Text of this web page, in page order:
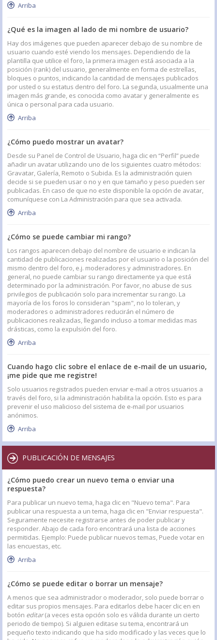
Arriba
¿Qué es la imagen al lado de mi nombre de usuario?
Hay dos imágenes que pueden aparecer debajo de su nombre de
usuario cuando esté viendo los mensajes. Dependiendo de la
plantilla que utilice el foro, la primera imagen está asociada a la
posición (rank) del usuario, generalmente en forma de estrellas,
bloques o puntos, indicando la cantidad de mensajes publicados
por usted o su estatus dentro del foro. La segunda, usualmente una
imagen más grande, es conocida como avatar y generalmente es
única o personal para cada usuario.
Arriba
¿Cómo puedo mostrar un avatar?
Desde su Panel de Control de Usuario, haga clic en “Perfil” puede
añadir un avatar utilizando uno de los siguientes cuatro métodos:
Gravatar, Galería, Remoto o Subida. Es la administración quien
decide si se pueden usar o no y en que tamaño y peso pueden ser
publicadas. En caso de que no este disponible la opción de avatar,
comuníquese con La Administración para que sea activada.
Arriba
¿Cómo se puede cambiar mi rango?
Los rangos aparecen debajo del nombre de usuario e indican la
cantidad de publicaciones realizadas por el usuario o la posición del
mismo dentro del foro, e.j. moderadores y administradores. En
general, no puede cambiar su rango directamente ya que está
determinado por la administración. Por favor, no abuse de sus
privilegios de publicación solo para incrementar su rango. La
mayoría de los foros lo consideran "spam", no lo toleran, y
moderadores o administradores reducirán el número de
publicaciones realizadas, llegando incluso a tomar medidas mas
drásticas, como la expulsión del foro.
Arriba
Cuando hago clic sobre el enlace de e-mail de un usuario,
¡me pide que me registre!
Solo usuarios registrados pueden enviar e-mail a otros usuarios a
través del foro, si la administración habilita la opción. Esto es para
prevenir el uso malicioso del sistema de e-mail por usuarios
anónimos.
Arriba
PUBLICACIÓN DE MENSAJES
¿Cómo puedo crear un nuevo tema o enviar una
respuesta?
Para publicar un nuevo tema, haga clic en "Nuevo tema". Para
publicar una respuesta a un tema, haga clic en "Enviar respuesta".
Seguramente necesite registrarse antes de poder publicar y
responder. Abajo de cada foro encontrará una lista de acciones
permitidas. Ejemplo: Puede publicar nuevos temas, Puede votar en
las encuestas, etc.
Arriba
¿Cómo se puede editar o borrar un mensaje?
A menos que sea administrador o moderador, solo puede borrar o
editar sus propios mensajes. Para editarlos debe hacer clic en en
botón editar(a veces esta opción solo es válida durante un cierto
periodo de tiempo). Si alguien editase su tema, encontrará un
pequeño texto indicando que ha sido modificado y las veces que lo